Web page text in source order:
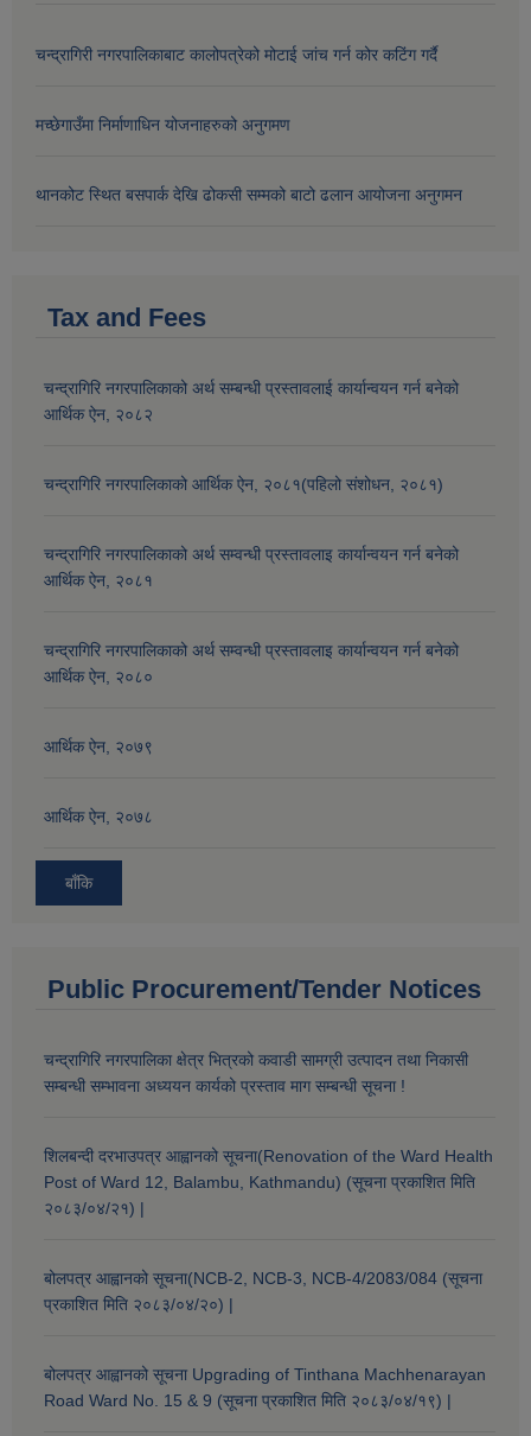
चन्द्रागिरी नगरपालिकाबाट कालोपत्रेको मोटाई जांच गर्न कोर कटिंग गर्दै
मच्छेगाउँमा निर्माणाधिन योजनाहरुको अनुगमण
थानकोट स्थित बसपार्क देखि ढोकसी सम्मको बाटो ढलान आयोजना अनुगमन
Tax and Fees
चन्द्रागिरि नगरपालिकाको अर्थ सम्बन्धी प्रस्तावलाई कार्यान्वयन गर्न बनेको
आर्थिक ऐन, २०८२
चन्द्रागिरि नगरपालिकाको आर्थिक ऐन, २०८१(पहिलो संशोधन, २०८१)
चन्द्रागिरि नगरपालिकाको अर्थ सम्वन्धी प्रस्तावलाइ कार्यान्वयन गर्न बनेको
आर्थिक ऐन, २०८१
चन्द्रागिरि नगरपालिकाको अर्थ सम्वन्धी प्रस्तावलाइ कार्यान्वयन गर्न बनेको
आर्थिक ऐन, २०८०
आर्थिक ऐन, २०७९
आर्थिक ऐन, २०७८
बाँकि
Public Procurement/Tender Notices
चन्द्रागिरि नगरपालिका क्षेत्र भित्रको कवाडी सामग्री उत्पादन तथा निकासी
सम्बन्धी सम्भावना अध्ययन कार्यको प्रस्ताव माग सम्बन्धी सूचना !
शिलबन्दी दरभाउपत्र आह्वानको सूचना(Renovation of the Ward Health
Post of Ward 12, Balambu, Kathmandu) (सूचना प्रकाशित मिति
२०८३/०४/२१) |
बोलपत्र आह्वानको सूचना(NCB-2, NCB-3, NCB-4/2083/084 (सूचना
प्रकाशित मिति २०८३/०४/२०) |
बोलपत्र आह्वानको सूचना Upgrading of Tinthana Machhenarayan
Road Ward No. 15 & 9 (सूचना प्रकाशित मिति २०८३/०४/१९) |